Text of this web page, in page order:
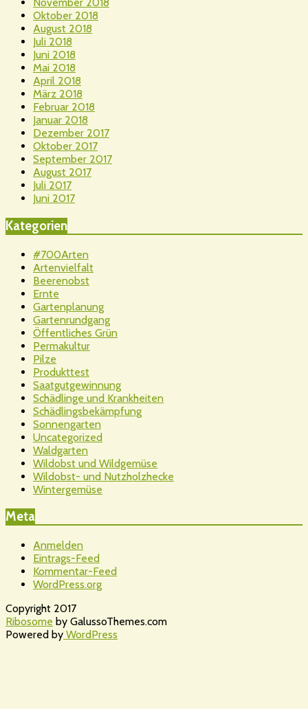
Oktober 2018
August 2018
Juli 2018
Juni 2018
Mai 2018
April 2018
März 2018
Februar 2018
Januar 2018
Dezember 2017
Oktober 2017
September 2017
August 2017
Juli 2017
Juni 2017
Kategorien
#700Arten
Artenvielfalt
Beerenobst
Ernte
Gartenplanung
Gartenrundgang
Öffentliches Grün
Permakultur
Pilze
Produkttest
Saatgutgewinnung
Schädlinge und Krankheiten
Schädlingsbekämpfung
Sonnengarten
Uncategorized
Waldgarten
Wildobst und Wildgemüse
Wildobst- und Nutzholzhecke
Wintergemüse
Meta
Anmelden
Eintrags-Feed
Kommentar-Feed
WordPress.org
Copyright 2017
Ribosome by GalussoThemes.com
Powered by WordPress